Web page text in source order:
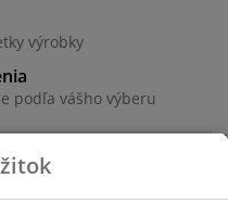
výrobky
podľa vášho výberu